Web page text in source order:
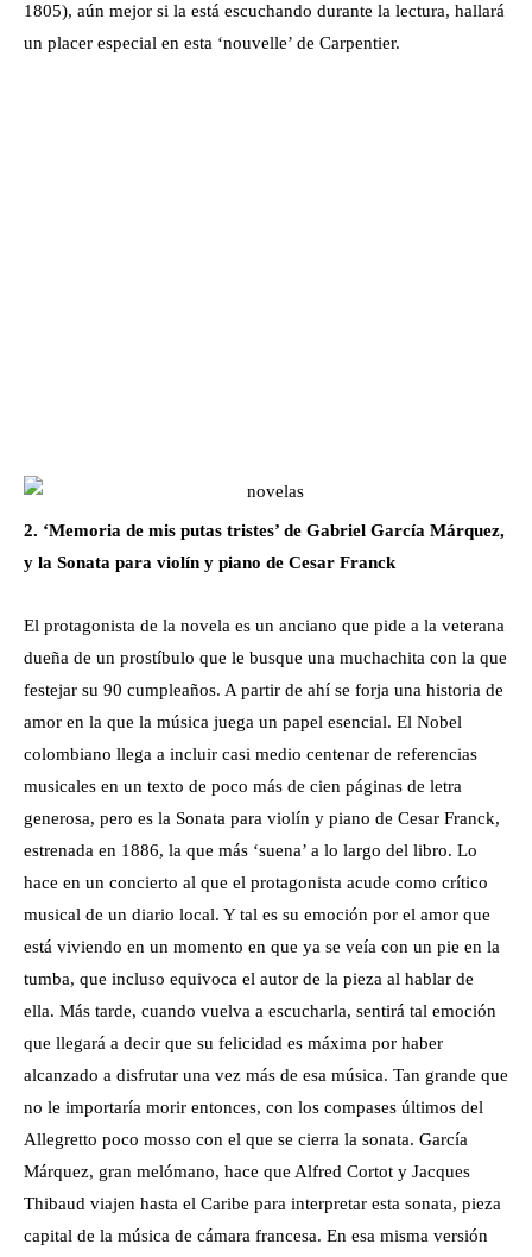
1805), aún mejor si la está escuchando durante la lectura, hallará
un placer especial en esta ‘nouvelle’ de Carpentier.
2. ‘Memoria de mis putas tristes’ de Gabriel García Márquez,
y la Sonata para violín y piano de Cesar Franck
El protagonista de la novela es un anciano que pide a la veterana
dueña de un prostíbulo que le busque una muchachita con la que
festejar su 90 cumpleaños. A partir de ahí se forja una historia de
amor en la que la música juega un papel esencial. El Nobel
colombiano llega a incluir casi medio centenar de referencias
musicales en un texto de poco más de cien páginas de letra
generosa, pero es la Sonata para violín y piano de Cesar Franck,
estrenada en 1886, la que más ‘suena’ a lo largo del libro. Lo
hace en un concierto al que el protagonista acude como crítico
musical de un diario local. Y tal es su emoción por el amor que
está viviendo en un momento en que ya se veía con un pie en la
tumba, que incluso equivoca el autor de la pieza al hablar de
ella. Más tarde, cuando vuelva a escucharla, sentirá tal emoción
que llegará a decir que su felicidad es máxima por haber
alcanzado a disfrutar una vez más de esa música. Tan grande que
no le importaría morir entonces, con los compases últimos del
Allegretto poco mosso con el que se cierra la sonata. García
Márquez, gran melómano, hace que Alfred Cortot y Jacques
Thibaud viajen hasta el Caribe para interpretar esta sonata, pieza
capital de la música de cámara francesa. En esa misma versión